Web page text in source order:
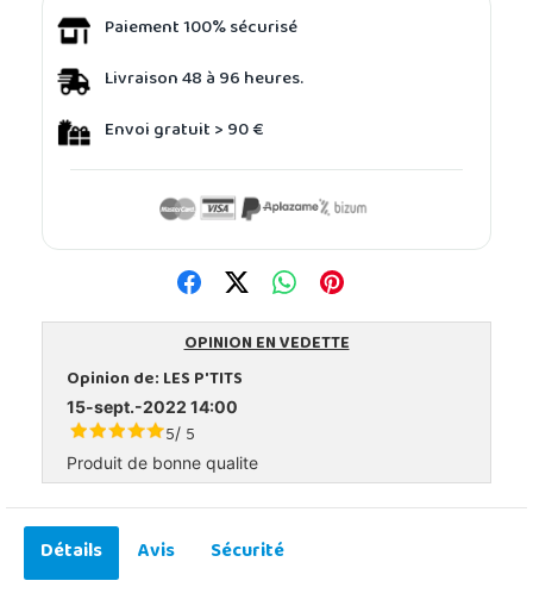
Paiement 100% sécurisé
Livraison 48 à 96 heures.
Envoi gratuit > 90 €
OPINION EN VEDETTE
Opinion de:LES P'TITS
15-sept.-2022 14:00
5/ 5
Produit de bonne qualite
Détails Avis Sécurité